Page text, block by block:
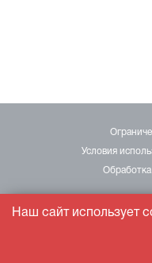
Условия
Наш сайт использует